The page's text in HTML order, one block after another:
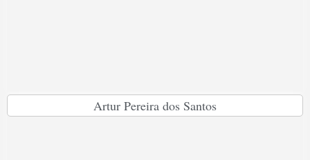
Artur Pereira dos Santos